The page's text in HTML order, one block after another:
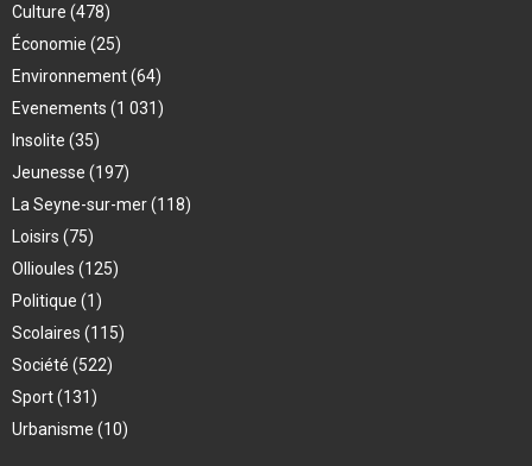
Culture (478)
Économie (25)
Environnement(64)
Evenements (1 031)
Insolite (35)
Jeunesse (197)
La Seyne-sur-mer(118)
Loisirs (75)
Ollioules (125)
Politique (1)
Scolaires (115)
Société (522)
Sport(131)
Urbanisme (10)